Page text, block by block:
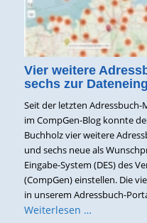
Vier weitere
sechs zur
Seit der letzten
im CompGen-Blog konnte
Buchholz vier weitere
und sechs neue als
Eingabe-System (DES) des
(CompGen) einstellen. Die
in unserem Adressbuch-
Weiterlesen …